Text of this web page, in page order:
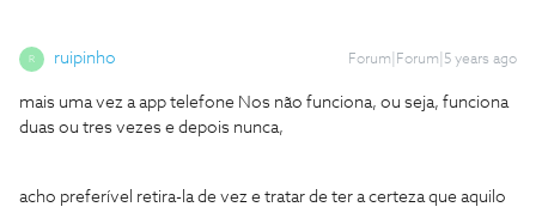
R ruipinho Forum|Forum|5 years ago
mais uma vez a app telefone Nos não funciona, ou seja, funciona
duas ou tres vezes e depois nunca,
acho preferível retira-la de vez e tratar de ter a certeza que aquilo